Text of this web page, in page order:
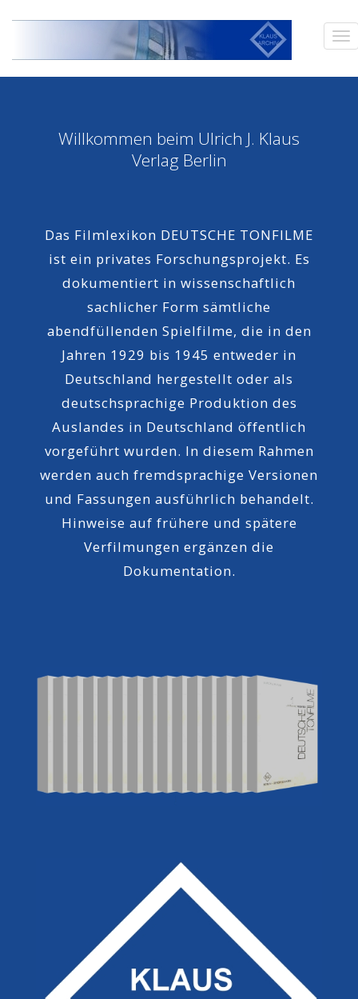
Willkommen beim Ulrich J. Klaus
Verlag Berlin
Das Filmlexikon DEUTSCHE TONFILME
ist ein privates Forschungsprojekt. Es
dokumentiert in wissenschaftlich
sachlicher Form sämtliche
abendfüllenden Spielfilme, die in den
Jahren 1929 bis 1945 entweder in
Deutschland hergestellt oder als
deutschsprachige Produktion des
Auslandes in Deutschland öffentlich
vorgeführt wurden. In diesem Rahmen
werden auch fremdsprachige Versionen
und Fassungen ausführlich behandelt.
Hinweise auf frühere und spätere
Verfilmungen ergänzen die
Dokumentation.